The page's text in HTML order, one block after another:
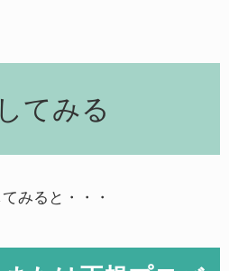
てみる
みると・・・